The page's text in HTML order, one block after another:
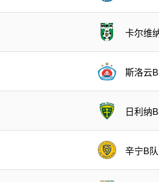
卡尔维
斯洛云
日利纳
辛宁B队